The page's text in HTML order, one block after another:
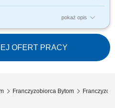
pokaż opis
i rozwijanie placówki partnerskiej
biznesowe i stabilny wzrost.
oraz konsekwentna
klientów i rozwijanie lokalnego
OFERT PRACY
Franczyzobiorca Bytom